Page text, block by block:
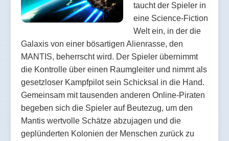
taucht der Spieler in
eine Science-Fiction
Welt ein, in der die
Galaxis von einer bösartigen Alienrasse, den
MANTIS, beherrscht wird. Der Spieler übernimmt
die Kontrolle über einen Raumgleiter und nimmt als
gesetzloser Kampfpilot sein Schicksal in die Hand.
Gemeinsam mit tausenden anderen Online-Piraten
begeben sich die Spieler auf Beutezug, um den
Mantis wertvolle Schätze abzujagen und die
geplünderten Kolonien der Menschen zurück zu